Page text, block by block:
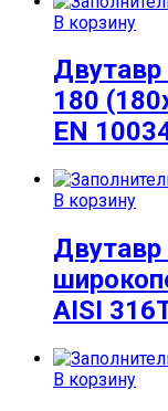
В корзину
180
EN
В корзину
AISI
В корзину